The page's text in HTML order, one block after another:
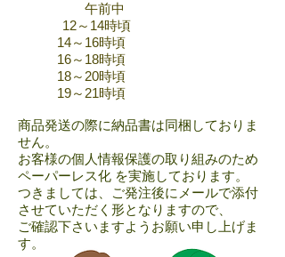
午前中
12～14時頃
14～16時頃
16～18時頃
18～20時頃
19～21時頃
商品発送の際に納品書は同梱しておりま
せん。
お客様の個人情報保護の取り組みのため
ペーパーレス化 を実施しております。
つきましては、ご発注後にメールで添付
させていただく形と なりますので、
ご確認下さいますようお願い申し上げま
す。